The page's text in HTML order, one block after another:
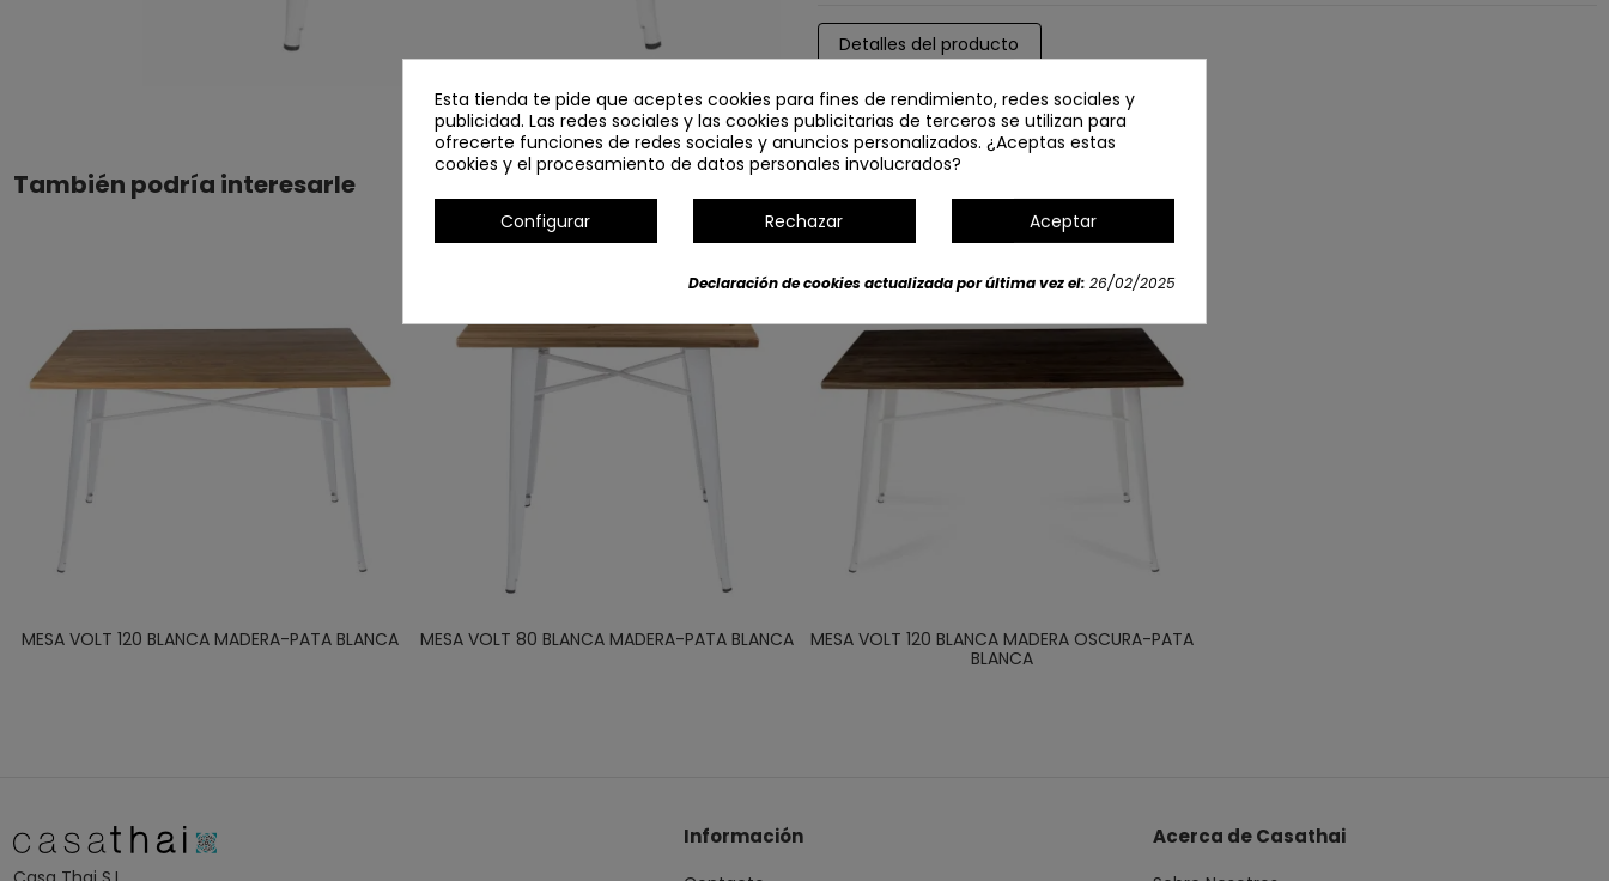
Detalles del producto
También podría interesarle
MESA VOLT 120 BLANCA MADERA-PATA BLANCA MESA VOLT 80 BLANCA MADERA-PATA BLANCA
MESA VOLT 120 BLANCA MADERA OSCURA-PATA
BLANCA
Información Acerca de Casathai
Esta tienda te pide que aceptes cookies para fines de rendimiento, redes sociales y
publicidad. Las redes sociales y las cookies publicitarias de terceros se utilizan para
ofrecerte funciones de redes sociales y anuncios personalizados. ¿Aceptas estas
cookies y el procesamiento de datos personales involucrados?
Configurar Rechazar Aceptar
Declaración de cookies actualizada por última vez el:26/02/2025